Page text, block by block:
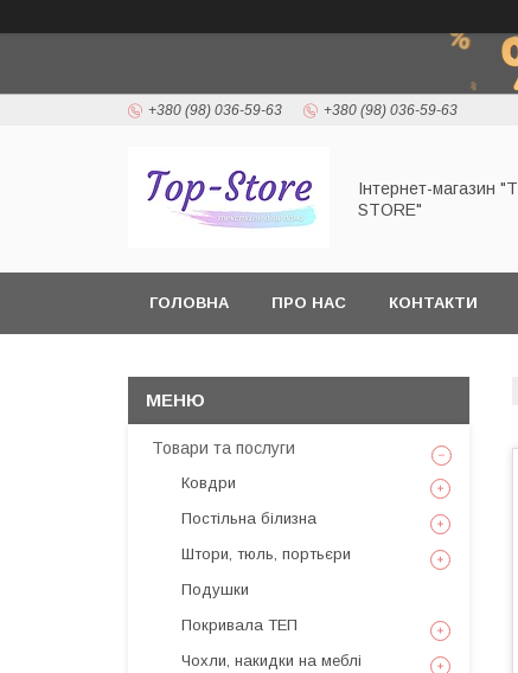
+380 (98) 036-59-63 +380 (98) 036-59-63
Інтернет-магазин
STORE"
ГОЛОВНА ПРО НАС КОНТАКТИ
Товари та послуги
Ковдри
Постільна білизна
Штори, тюль, портьєри
Подушки
Покривала ТЕП
Чохли, накидки на меблі